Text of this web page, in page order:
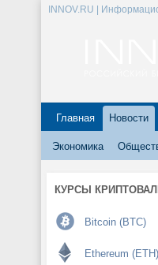
INNOV.RU |
Главная Новости
Экономика
КУРСЫ
Bitcoin (BTC)
Ethereum (ETH)